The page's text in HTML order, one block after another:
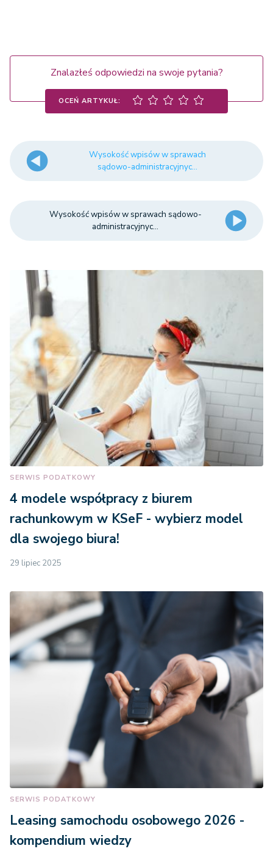
zdrowotnej
u) żywności i żywienia 1.500 zł
w) kultury, edukacji i wychowania
z) w pozostałym zakresie
Znalazłeś odpowiedzi na swoje pytania?
OCEŃ ARTYKUŁ:
Wysokość wpisów w sprawach
sądowo-administracyjnyc...
Wysokość wpisów w sprawach sądowo-
administracyjnyc...
SERWIS PODATKOWY
4 modele współpracy z biurem
rachunkowym w KSeF - wybierz model
dla swojego biura!
29 lipiec 2025
SERWIS PODATKOWY
Leasing samochodu osobowego 2026 -
kompendium wiedzy